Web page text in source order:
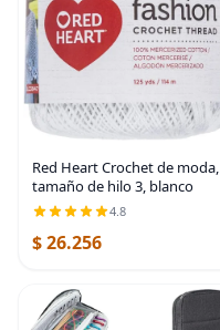
Red Heart Crochet de moda,
tamaño de hilo 3, blanco
4.8
$ 26.256